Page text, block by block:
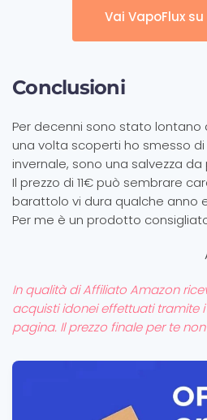
Vai VapoFlux
Conclusioni
Per decenni sono stato
una volta scoperti ho smesso
invernale, sono una salvezza da
Il prezzo di 11€ può sembrare
barattolo vi dura qualche anno
Per me è un prodotto
In qualità di Affiliato Amazon
acquisti idonei effettuati tramite
pagina. Il prezzo finale per te